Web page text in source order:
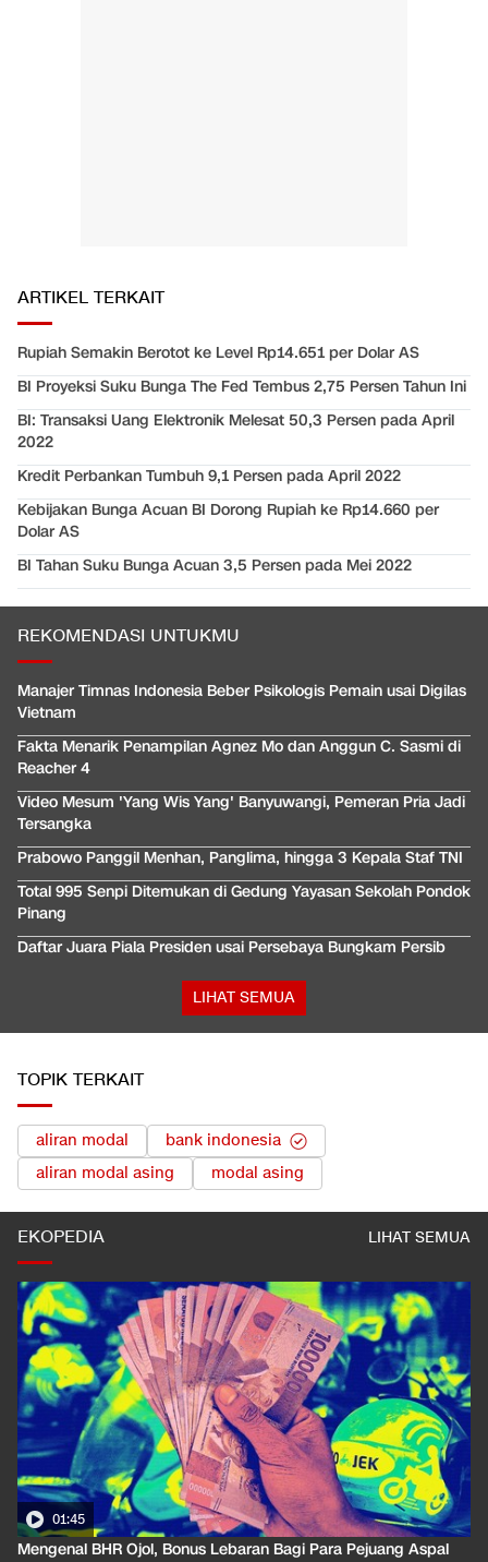
ARTIKEL TERKAIT
Rupiah Semakin Berotot ke Level Rp14.651 per Dolar AS
BI Proyeksi Suku Bunga The Fed Tembus 2,75 Persen Tahun Ini
BI: Transaksi Uang Elektronik Melesat 50,3 Persen pada April
2022
Kredit Perbankan Tumbuh 9,1 Persen pada April 2022
Kebijakan Bunga Acuan BI Dorong Rupiah ke Rp14.660 per
Dolar AS
BI Tahan Suku Bunga Acuan 3,5 Persen pada Mei 2022
REKOMENDASI UNTUKMU
Manajer Timnas Indonesia Beber Psikologis Pemain usai Digilas
Vietnam
Fakta Menarik Penampilan Agnez Mo dan Anggun C. Sasmi di
Reacher 4
Video Mesum 'Yang Wis Yang' Banyuwangi, Pemeran Pria Jadi
Tersangka
Prabowo Panggil Menhan, Panglima, hingga 3 Kepala Staf TNI
Total 995 Senpi Ditemukan di Gedung Yayasan Sekolah Pondok
Pinang
Daftar Juara Piala Presiden usai Persebaya Bungkam Persib
LIHAT SEMUA
TOPIK TERKAIT
aliran modal
bank indonesia
aliran modal asing
modal asing
EKOPEDIA LIHAT SEMUA
01:35
Pahami Dampak Kenaikan Suku Bunga Acuan ke Cicilan KPR